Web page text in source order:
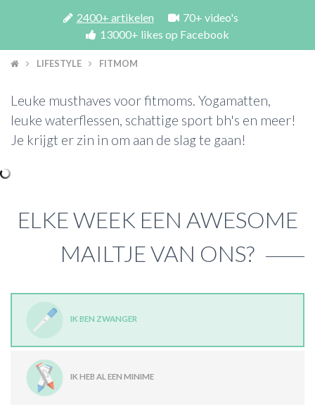
ACTIES & KORTING
2400+ artikelen
70+ video's
13000+ likes op Facebook
LIFESTYLE FITMOM
Leuke musthaves voor fitmoms. Yogamatten,
leuke waterflessen, schattige sport bh's en meer!
Je krijgt er zin in om aan de slag te gaan!
ELKE WEEK EEN AWESOME
MAILTJE VAN ONS?
IK BEN ZWANGER
IK HEB AL EEN MINIME